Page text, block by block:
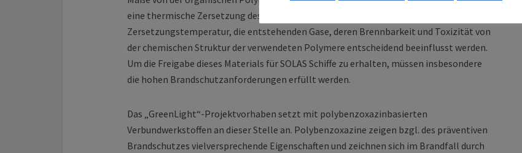
eine thermische Zersetzung des Polymers durch Pyrolysevorgänge auf, wobei die
Zersetzungstemperatur, die entstehenden Gase, deren Brennbarkeit und Toxizität von
der chemischen Struktur der verwendeten Polymere entscheidend beeinflusst werden.
Um die Freigabe dieses Materials für SOLAS Schiffe zu erhalten, müssen insbesondere
die hohen Brandschutzanforderungen erfüllt werden.
Das „GreenLight“-Projektvorhaben setzt mit polybenzoxazinbasierten
Verbundwerkstoffen an dieser Stelle an. Polybenzoxazine zeigen bzgl. des präventiven
Brandschutzes vielversprechende Eigenschaften und zeichnen sich im Brandfall durch